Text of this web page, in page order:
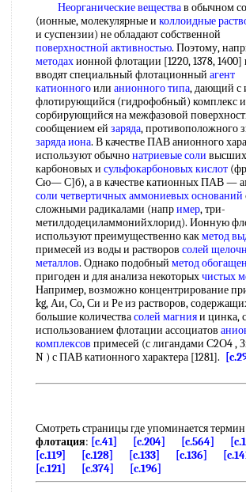
Неорганические веществав обычном
(ионные, молекулярные и коллоидные
и суспензии) не обладают собственной
поверхностной активностью. Поэтому,
методахионной флотации [1220, 1378, 1400]
вводят специальный флотационный агент
катионногоили анионного типа, дающий с
флотирующийся (гидрофобный) комплекс
сорбирующийся на межфазовой
сообщением ей заряда, противоположного
заряда иона. В качестве ПАВ анионного
используют обычнонатриевые соли
карбоновых и сульфокарбоновых кислот
Сю— С]б), а в качестве катионных ПАВ —
соли четвертичных аммониевых оснований
сложными радикалами (например, три-
метилдодециламмонийхлорид). Ионную
используют преимущественно какметод
примесей из воды и растворов солей
металлов. Однако подобный метод
пригоден и для анализа некоторыхчистых
Например, возможно концентрирование
kg, Аи, Со, Си и Ре из растворов,
большие количествасолей магнияи цинка, с
использованием флотации ассоциатов
комплексов примесей (с лигандами С2О4 ,
N ) с ПАВ катионного характера [1281].
Смотреть страницы где упоминается термин
флотация: [c.41] [c.204] [c.564]
[c.119]
[c.128] [c.133] [c.136]
[c.121]
[c.374] [c.196]